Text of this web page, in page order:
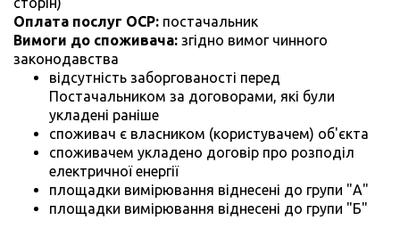
Оплата послуг ОСР: постачальник
Вимоги до споживача: згідно вимог чинного
законодавства
відсутність заборгованості перед
Постачальником за договорами, які були
укладені раніше
споживач є власником (користувачем) об'єкта
споживачем укладено договір про розподіл
електричної енергії
площадки вимірювання віднесені до групи "А"
площадки вимірювання віднесені до групи "Б"